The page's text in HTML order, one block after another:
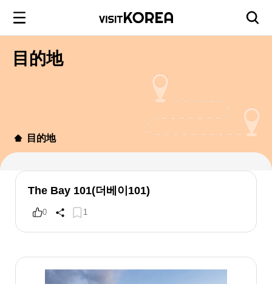
目的地
目的地
The Bay 101(더베이101)
0 1